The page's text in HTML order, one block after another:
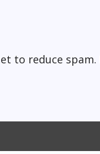
to reduce spam.